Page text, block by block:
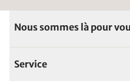
Nous sommes là pour
Service